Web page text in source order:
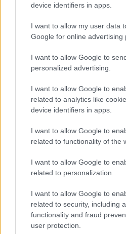
device identifiers in apps.
I want to allow my user data
Google for online advertising
I want to allow Google to
personalized advertising.
I want to allow Google to
related to analytics like
device identifiers in apps.
I want to allow Google to
related to functionality of the
I want to allow Google to
related to personalization.
I want to allow Google to
related to security, including
functionality and fraud
user protection.
Cómo los delincuentes están
normativa cripto europea
COTIZACIONES CRYPTO